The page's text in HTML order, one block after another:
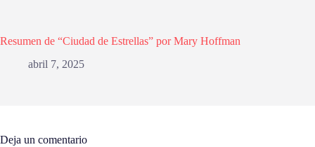
Resumen de “Ciudad de Estrellas” por Mary Hoffman
abril 7, 2025
Deja un comentario